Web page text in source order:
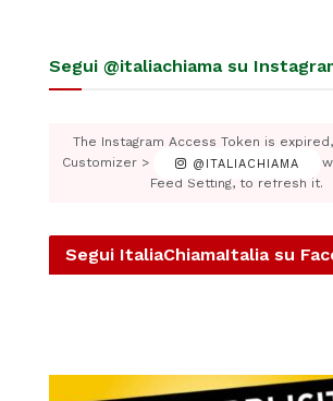
Segui @italiachiama su
@ITALIACHIAMA
The Instagram Access Token is
Customizer > JNews : Social, Like &
Feed Setting, to refresh it.
Segui ItaliaChiamaItalia su